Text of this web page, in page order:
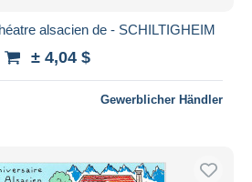
alsacien de - SCHILTIGHEIM
± 4,04 $
Gewerblicher Händler